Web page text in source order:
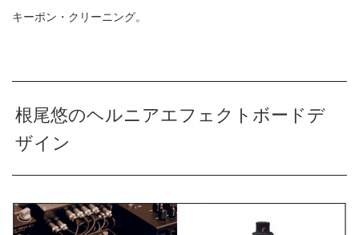
キーポン・クリーニング。
根尾悠のヘルニアエフェクトボードデ
ザイン